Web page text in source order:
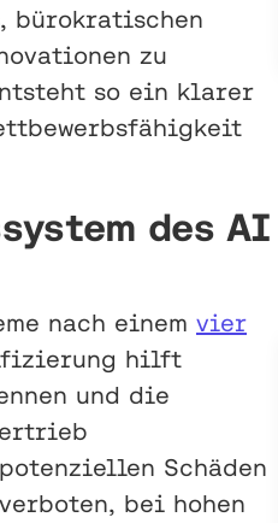
bürokratischen
zu
so ein klarer
des AI
nach einem vier
hilft
und die
Schäden
bei hohen